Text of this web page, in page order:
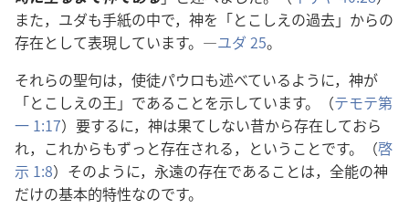
また，ユダ​も​手紙​の​中​で，神​を「とこしえ​の​過去」から​の​
存在​と​し​て​表現​し​て​い​ます。―ユダ 25。
それら​の​聖句​は，使徒​パウロ​も​述べ​て​いる​よう​に，神​が
「とこしえ​の​王」で​ある​こと​を​示し​て​い​ます。（テモテ​第​
一 1:17）要する​に，神​は​果てしない​昔​から​存在​し​て​おら​
れ，これ​から​も​ずっ​と​存在​さ​れる，と​いう​こと​です。（啓
示 1:8）その​よう​に，永遠​の​存在​で​ある​こと​は，全能​の​神​
だけ​の​基本​的​特性​な​の​です。